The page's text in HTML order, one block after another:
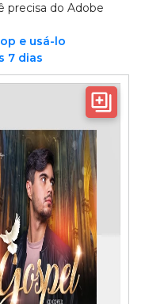
precisa do Adobe
e usá-lo
7 dias